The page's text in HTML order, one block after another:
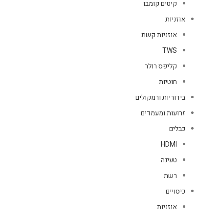
קיטים קומבו
אוזניות
אוזניות קשת
TWS
קליפס רולר
חוטיות
בידוריות ורמקולים
זרועות ומעמדים
כבלים
HDMI
טעינה
רשת
כיסויים
אוזניות